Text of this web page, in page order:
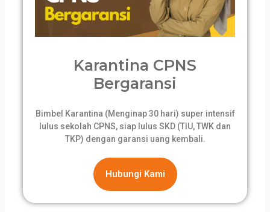
Karantina CPNS
Bergaransi
Bimbel Karantina (Menginap 30 hari) super intensif
lulus sekolah CPNS, siap lulus SKD (TIU, TWK dan
TKP) dengan garansi uang kembali.
Hubungi Kami